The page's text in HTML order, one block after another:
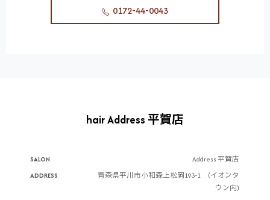
0172-44-0043
hair Address 平賀店
SALON
Address 平賀店
ADDRESS
青森県平川市小和森上松岡193-1 (イオンタ
ウン内)